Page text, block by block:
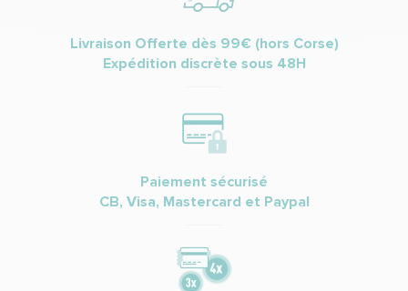
Livraison Offerte dès 99€ (hors Corse)
Expédition discrète sous 48H
Paiement sécurisé
CB, Visa, Mastercard et Paypal